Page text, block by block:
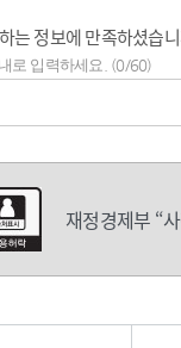
는 정보에 만족하셨습
로 입력하세요. (0/60)
재정경제부 “